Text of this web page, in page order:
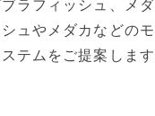
ラフィッシュ、メ
ュやメダカなどの
テムをご提案します